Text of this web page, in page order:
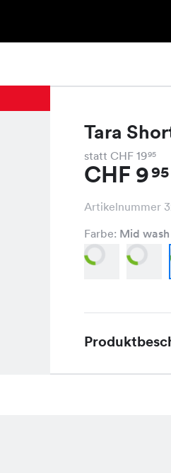
Tara
statt CHF 1995
CHF 995
Artikelnummer
Farbe: Mid wash